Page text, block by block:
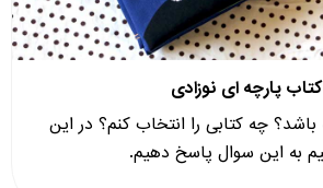
پارچه ای نوزادی
باشد؟ چه کتابی را انتخاب کنم؟ در این
به این سوال پاسخ دهیم.